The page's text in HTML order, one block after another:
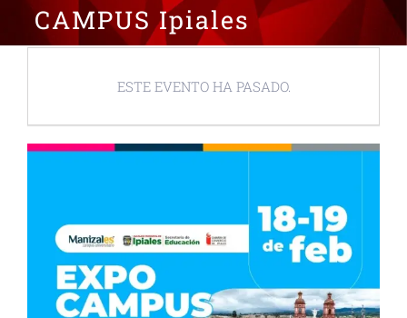
CAMPUS Ipiales
ESTE EVENTO HA PASADO.